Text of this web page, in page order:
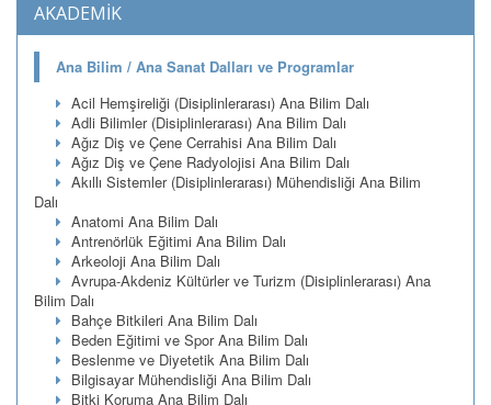
AKADEMİK
Ana Bilim / Ana Sanat Dalları ve Programlar
Acil Hemşireliği (Disiplinlerarası) Ana Bilim Dalı
Adli Bilimler (Disiplinlerarası) Ana Bilim Dalı
Ağız Diş ve Çene Cerrahisi Ana Bilim Dalı
Ağız Diş ve Çene Radyolojisi Ana Bilim Dalı
Akıllı Sistemler (Disiplinlerarası) Mühendisliği Ana Bilim
Dalı
Anatomi Ana Bilim Dalı
Antrenörlük Eğitimi Ana Bilim Dalı
Arkeoloji Ana Bilim Dalı
Avrupa-Akdeniz Kültürler ve Turizm (Disiplinlerarası) Ana
Bilim Dalı
Bahçe Bitkileri Ana Bilim Dalı
Beden Eğitimi ve Spor Ana Bilim Dalı
Beslenme ve Diyetetik Ana Bilim Dalı
Bilgisayar Mühendisliği Ana Bilim Dalı
Bitki Koruma Ana Bilim Dalı